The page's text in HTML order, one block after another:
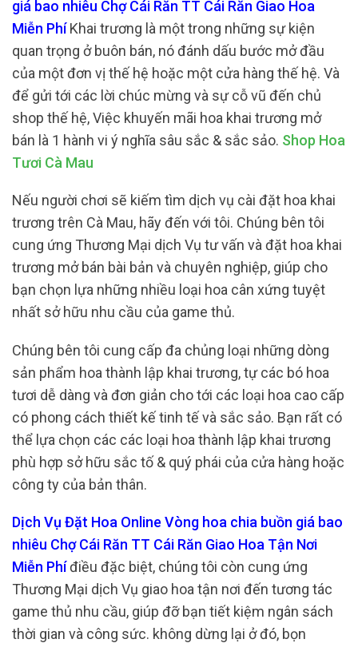
giá bao nhiêu Chợ Cái Răn TT Cái Răn Giao Hoa
Miễn PhíKhai trương là một trong những sự kiện
quan trọng ở buôn bán, nó đánh dấu bước mở đầu
của một đơn vị thế hệ hoặc một cửa hàng thế hệ. Và
để gửi tới các lời chúc mừng và sự cỗ vũ đến chủ
shop thế hệ, Việc khuyến mãi hoa khai trương mở
bán là 1 hành vi ý nghĩa sâu sắc & sắc sảo. Shop Hoa
Tươi Cà Mau
Nếu người chơi sẽ kiếm tìm dịch vụ cài đặt hoa khai
trương trên Cà Mau, hãy đến với tôi. Chúng bên tôi
cung ứng Thương Mại dịch Vụ tư vấn và đặt hoa khai
trương mở bán bài bản và chuyên nghiệp, giúp cho
bạn chọn lựa những nhiều loại hoa cân xứng tuyệt
nhất sở hữu nhu cầu của game thủ.
Chúng bên tôi cung cấp đa chủng loại những dòng
sản phẩm hoa thành lập khai trương, tự các bó hoa
tươi dễ dàng và đơn giản cho tới các loại hoa cao cấp
có phong cách thiết kế tinh tế và sắc sảo. Bạn rất có
thể lựa chọn các các loại hoa thành lập khai trương
phù hợp sở hữu sắc tố & quý phái của cửa hàng hoặc
công ty của bản thân.
Dịch Vụ Đặt Hoa Online Vòng hoa chia buồn giá bao
nhiêu Chợ Cái Răn TT Cái Răn Giao Hoa Tận Nơi
Miễn Phíđiều đặc biệt, chúng tôi còn cung ứng
Thương Mại dịch Vụ giao hoa tận nơi đến tương tác
game thủ nhu cầu, giúp đỡ bạn tiết kiệm ngân sách
thời gian và công sức. không dừng lại ở đó, bọn